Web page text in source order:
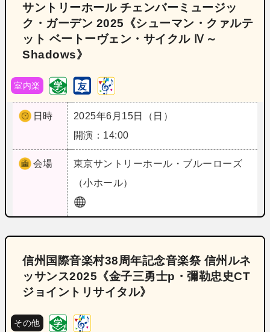
サントリーホール チェンバーミュージッ
ク・ガーデン 2025《シューマン・クァルテ
ット ベートーヴェン・サイクル Ⅳ～
Shadows》
室内楽
日時
2025年6月15日（日）
開演：14:00
会場 東京サントリーホール・ブルーローズ
（小ホール）
信州国際音楽村38周年記念音楽祭 信州ルネ
ッサンス2025《金子三勇士p・彌勒忠史CT
ジョイントリサイタル》
その他